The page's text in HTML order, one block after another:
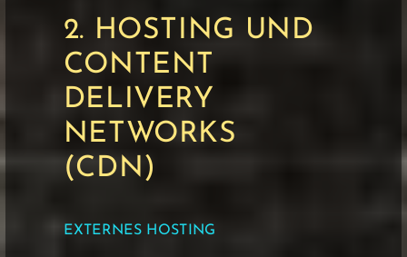
2. HOSTING UND
CONTENT
DELIVERY
NETWORKS
(CDN)
EXTERNES HOSTING